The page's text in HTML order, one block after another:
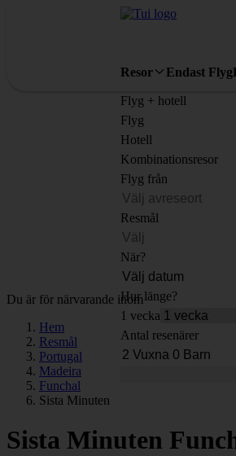
Resor Endast Flyg
Flyg + hotell
Flyg
Hotell
Kombinationsresor
Flyg från
Resmål
När?
Hur länge?
1 vecka
Antal resenärer
Du är för närvarande inom
Hem
Resmål
Portugal
Madeira
Funchal
Sista Minuten
Sista Minuten